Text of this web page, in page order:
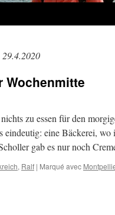
29.4.2020
Wochenmitte
zu essen für den
eindeutig: eine Bäckerei,
gab es nur noch
, Ralf | Marqué avec